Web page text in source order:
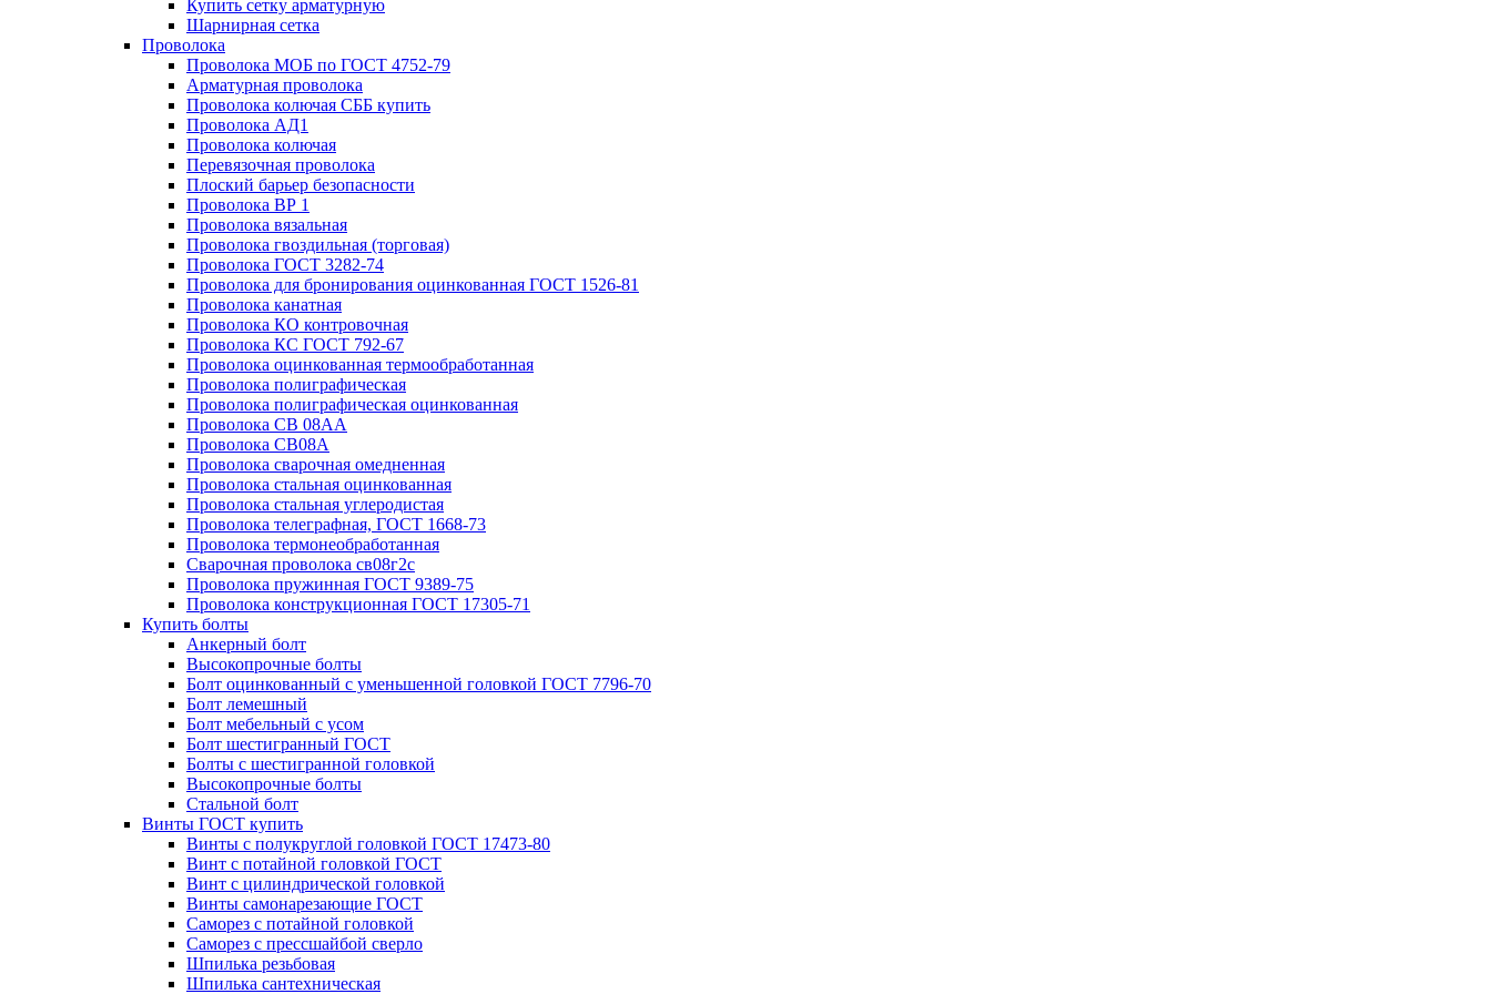
Купить сетку арматурную
Шарнирная сетка
Проволока
Проволока МОБ по ГОСТ 4752-79
Арматурная проволока
Проволока колючая СББ купить
Проволока АД1
Проволока колючая
Перевязочная проволока
Плоский барьер безопасности
Проволока ВР 1
Проволока вязальная
Проволока гвоздильная (торговая)
Проволока ГОСТ 3282-74
Проволока для бронирования оцинкованная ГОСТ 1526-81
Проволока канатная
Проволока КО контровочная
Проволока КС ГОСТ 792-67
Проволока оцинкованная термообработанная
Проволока полиграфическая
Проволока полиграфическая оцинкованная
Проволока СВ 08АА
Проволока СВ08А
Проволока сварочная омедненная
Проволока стальная оцинкованная
Проволока стальная углеродистая
Проволока телеграфная, ГОСТ 1668-73
Проволока термонеобработанная
Сварочная проволока св08г2с
Проволока пружинная ГОСТ 9389-75
Проволока конструкционная ГОСТ 17305-71
Купить болты
Анкерный болт
Высокопрочные болты
Болт оцинкованный с уменьшенной головкой ГОСТ 7796-70
Болт лемешный
Болт мебельный с усом
Болт шестигранный ГОСТ
Болты с шестигранной головкой
Высокопрочные болты
Стальной болт
Винты ГОСТ купить
Винты с полукруглой головкой ГОСТ 17473-80
Винт с потайной головкой ГОСТ
Винт с цилиндрической головкой
Винты самонарезающие ГОСТ
Саморез с потайной головкой
Саморез с прессшайбой сверло
Шпилька резьбовая
Шпилька сантехническая